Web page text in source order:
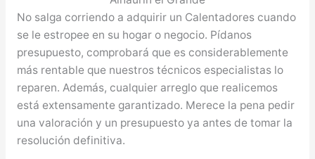
No salga corriendo a adquirir un Calentadores cuando
se le estropee en su hogar o negocio. Pídanos
presupuesto, comprobará que es considerablemente
más rentable que nuestros técnicos especialistas lo
reparen. Además, cualquier arreglo que realicemos
está extensamente garantizado. Merece la pena pedir
una valoración y un presupuesto ya antes de tomar la
resolución definitiva.